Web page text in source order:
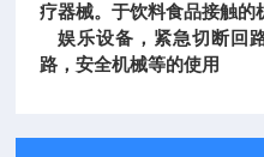
疗器械。于饮料食品接触的
娱乐设备，紧急切断回
路，安全机械等的使用